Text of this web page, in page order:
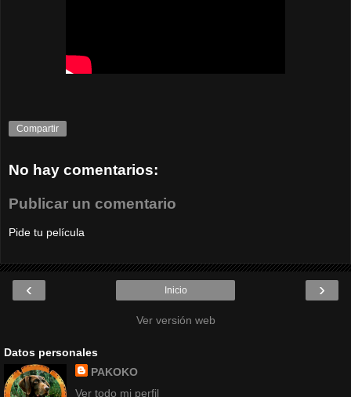
Compartir
No hay comentarios:
Publicar un comentario
Pide tu película
‹ ›
Inicio
Ver versión web
Datos personales
PAKOKO
Ver todo mi perfil